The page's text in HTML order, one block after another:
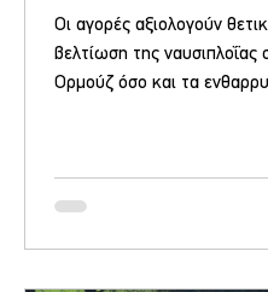
Οι αγορές αξιολογούν
βελτίωση της ναυσιπλοΐας
Ορμούζ όσο και τα
εξαγωγές μέσω του
μεταξύ Ηνωμένων